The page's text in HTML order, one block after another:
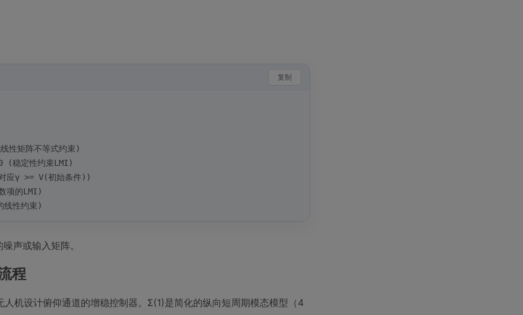
复制
矩阵不等式约束)
稳定性约束LMI)
γ >= V(初始条件))
的LMI)
性约束)
声或输入矩阵。
程
机设计俯仰通道的增稳控制器。Σ(1)是简化的纵向短周期模态模型（4